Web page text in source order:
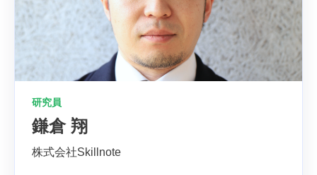
研究員
鎌倉 翔
株式会社Skillnote